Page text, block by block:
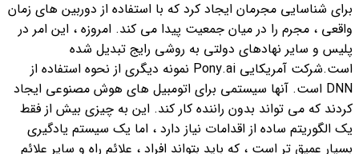
برای شناسایی مجرمان ایجاد کرد که با استفاده از دوربین های زمان
واقعی ، مجرم را در میان جمعیت پیدا می کند. امروزه ، این امر در
پلیس و سایر نهادهای دولتی به روشی رایج تبدیل شده
است.
شرکت آمریکایی Pony.ai نمونه دیگری از نحوه استفاده از
DNN است. آنها سیستمی برای اتومبیل های هوش مصنوعی ایجاد
کردند که می تواند بدون راننده کار کند. این به چیزی بیش از فقط
یک الگوریتم ساده از اقدامات نیاز دارد ، اما یک سیستم یادگیری
بسیار عمیق تر است ، که باید بتواند افراد ، علائم راه و سایر علائم